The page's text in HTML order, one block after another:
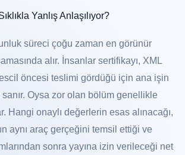
Yanlış Anlaşılıyor?
süreci çoğu zaman en görünür
alır. İnsanlar sertifikayı, XML
öncesi teslimi gördüğü için ana işin
Oysa zor olan bölüm genellikle
Hangi onaylı değerlerin esas alınacağı,
aynı araç gerçeğini temsil ettiği ve
sonra yayına izin verileceği net